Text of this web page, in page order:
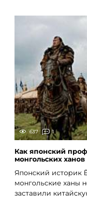
637 1
Как японский
монгольских
Японский историк
монгольские ханы
заставили